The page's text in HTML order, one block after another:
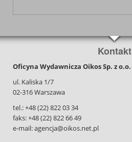
Kontakt
Oficyna Wydawnicza Oikos Sp. z o.o.
ul. Kaliska 1/7
02-316 Warszawa
tel.: +48 (22) 822 03 34
faks: +48 (22) 822 66 49
e-mail: agencja@oikos.net.pl